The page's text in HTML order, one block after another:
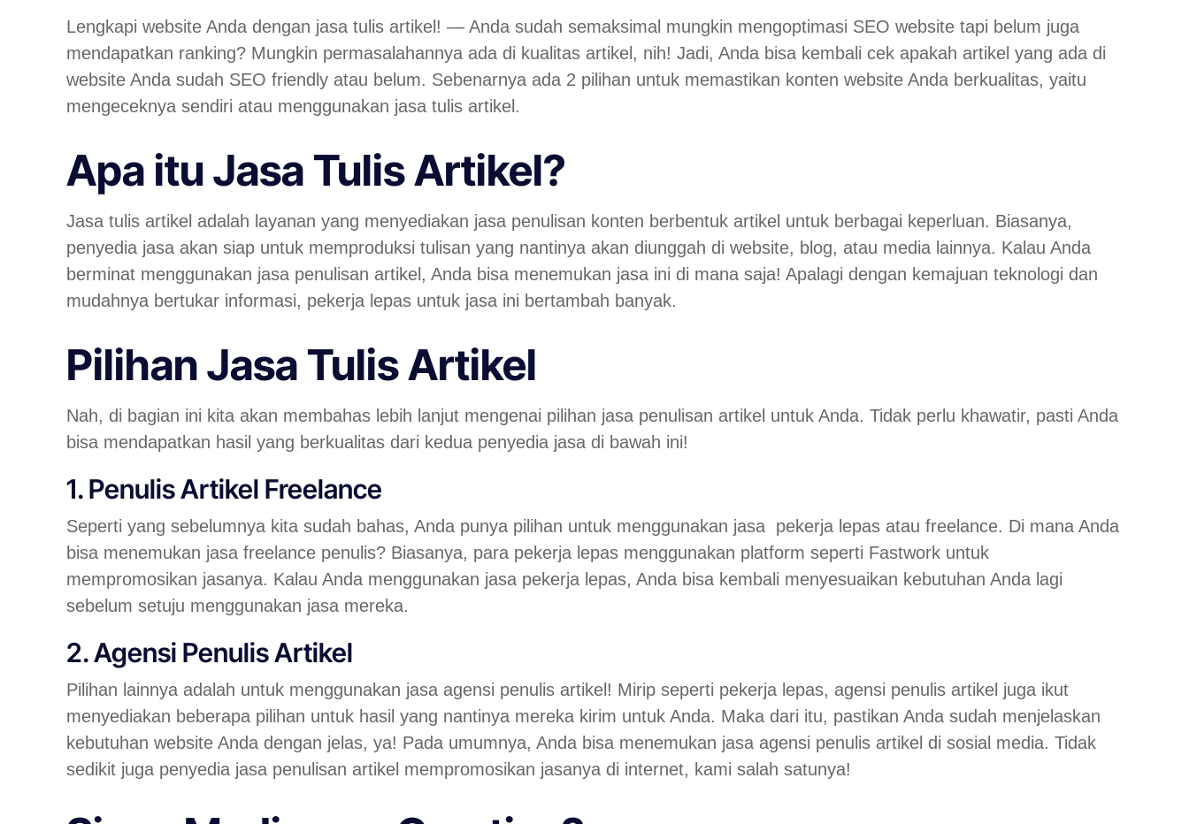
Lengkapi website Anda dengan jasa tulis artikel! — Anda sudah semaksimal mungkin mengoptimasi SEO website tapi belum juga
mendapatkan ranking? Mungkin permasalahannya ada di kualitas artikel, nih! Jadi, Anda bisa kembali cek apakah artikel yang ada di
website Anda sudah SEO friendly atau belum. Sebenarnya ada 2 pilihan untuk memastikan konten website Anda berkualitas, yaitu
mengeceknya sendiri atau menggunakan jasa tulis artikel.
Apa itu Jasa Tulis Artikel?
Jasa tulis artikel adalah layanan yang menyediakan jasa penulisan konten berbentuk artikel untuk berbagai keperluan. Biasanya,
penyedia jasa akan siap untuk memproduksi tulisan yang nantinya akan diunggah di website, blog, atau media lainnya. Kalau Anda
berminat menggunakan jasa penulisan artikel, Anda bisa menemukan jasa ini di mana saja! Apalagi dengan kemajuan teknologi dan
mudahnya bertukar informasi, pekerja lepas untuk jasa ini bertambah banyak.
Pilihan Jasa Tulis Artikel
Nah, di bagian ini kita akan membahas lebih lanjut mengenai pilihan jasa penulisan artikel untuk Anda. Tidak perlu khawatir, pasti Anda
bisa mendapatkan hasil yang berkualitas dari kedua penyedia jasa di bawah ini!
1. Penulis Artikel Freelance
Seperti yang sebelumnya kita sudah bahas, Anda punya pilihan untuk menggunakan jasa pekerja lepas atau freelance. Di mana Anda
bisa menemukan jasa freelance penulis? Biasanya, para pekerja lepas menggunakan platform seperti Fastwork untuk
mempromosikan jasanya. Kalau Anda menggunakan jasa pekerja lepas, Anda bisa kembali menyesuaikan kebutuhan Anda lagi
sebelum setuju menggunakan jasa mereka.
2. Agensi Penulis Artikel
Pilihan lainnya adalah untuk menggunakan jasa agensi penulis artikel! Mirip seperti pekerja lepas, agensi penulis artikel juga ikut
menyediakan beberapa pilihan untuk hasil yang nantinya mereka kirim untuk Anda. Maka dari itu, pastikan Anda sudah menjelaskan
kebutuhan website Anda dengan jelas, ya! Pada umumnya, Anda bisa menemukan jasa agensi penulis artikel di sosial media. Tidak
sedikit juga penyedia jasa penulisan artikel mempromosikan jasanya di internet, kami salah satunya!